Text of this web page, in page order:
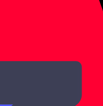
слова 什
и 哪儿 остаются на
Новый HSK